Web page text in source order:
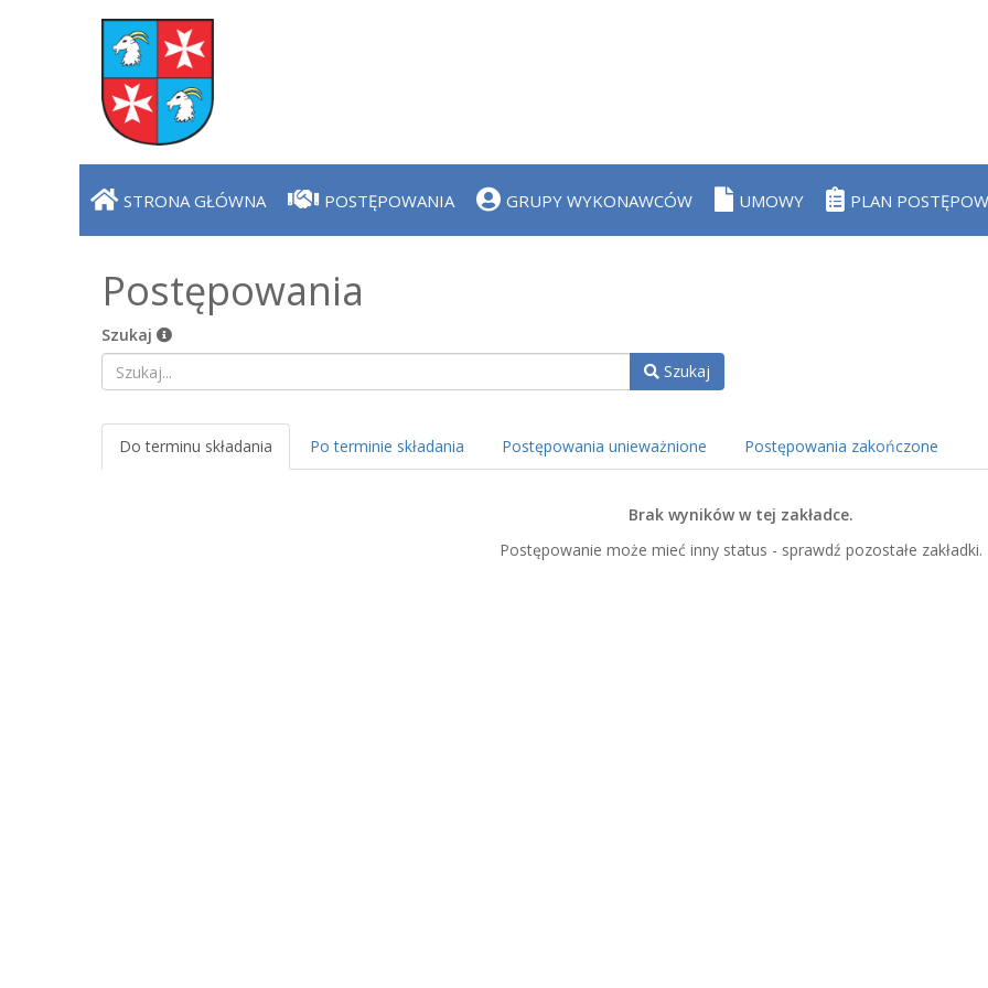
STRONA GŁÓWNA POSTĘPOWANIA GRUPY WYKONAWCÓW UMOWY PLAN
Postępowania
Szukaj
Szukaj
Do terminu składania Po terminie składania Postępowania unieważnione Postępowania zakończone
Brak wyników w tej zakładce.
Postępowanie może mieć inny status - sprawdź pozostałe zakładki.